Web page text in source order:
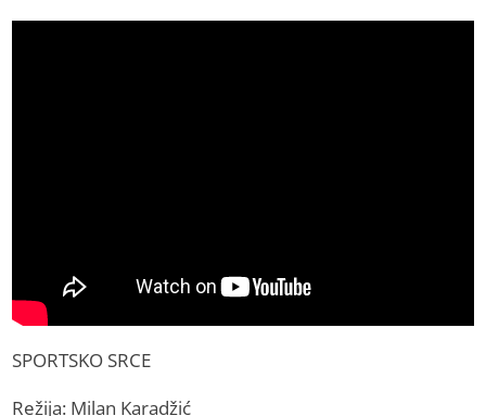
SPORTSKO SRCE
Režija: Milan Karadžić